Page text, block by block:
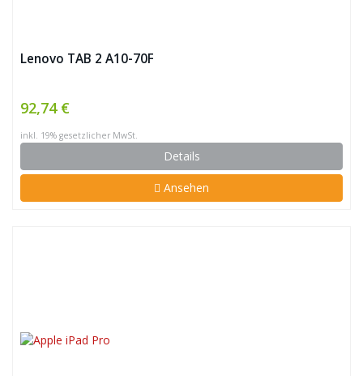
Lenovo TAB 2 A10-70F
92,74 €
inkl. 19% gesetzlicher MwSt.
Details
Ansehen